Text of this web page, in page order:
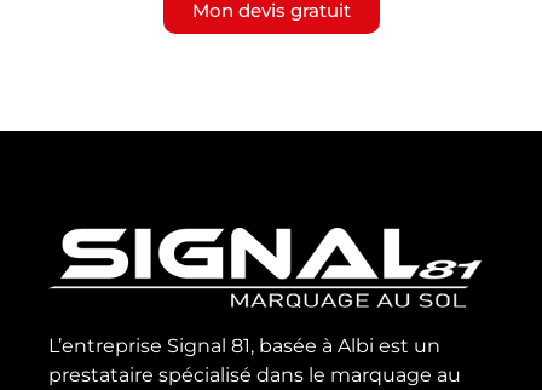
Mon devis gratuit
L’entreprise Signal 81, basée à Albi est un
prestataire spécialisé dans le marquage au